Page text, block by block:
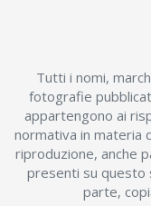
Tutti i nomi,
fotografie
appartengono ai
normativa in materia
riproduzione, anche
presenti su questo
parte,